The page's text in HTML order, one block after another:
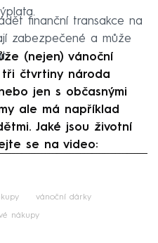
finanční transakce na
zabezpečené a může
(nejen) vánoční
tři čtvrtiny národa
jen s občasnými
ale má například
Jaké jsou životní
se na video:
fetch
vánoční dárky
nákupy